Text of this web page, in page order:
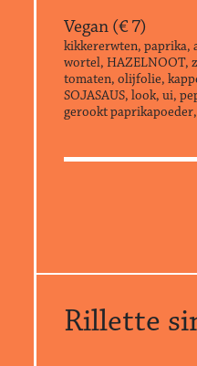
Vegan (€7)
kikkererwten, paprika,
wortel, HAZELNOOT,
tomaten, olijfolie,
SOJASAUS, look, ui,
gerookt
Rillette